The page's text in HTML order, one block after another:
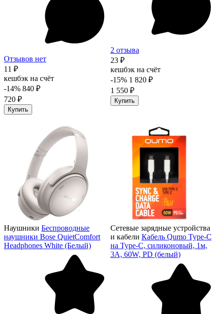
Отзывов нет
11 ₽
кешбэк на счёт
-14% 840 ₽
720 ₽
Купить
2 отзыва
23 ₽
кешбэк на счёт
-15% 1 820 ₽
1 550 ₽
Купить
Наушники Беспроводные
наушники Bose QuietComfort
Headphones White (Белый)
Сетевые зарядные устройства
и кабели Кабель Qumo Type-C
на Type-C, силиконовый, 1м,
3A, 60W, PD (белый)